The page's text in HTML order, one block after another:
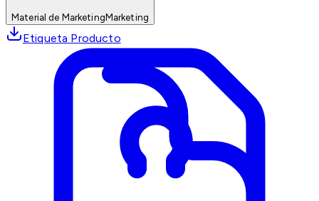
Material de MarketingMarketing
Etiqueta Producto